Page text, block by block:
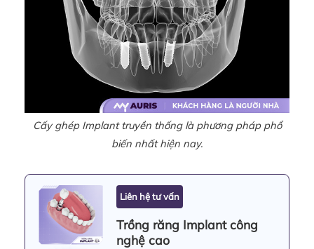
Cấy ghép Implant truyền thống là phương pháp phổ
biến nhất hiện nay.
Liên hệ tư vấn
Trồng răng Implant công
nghệ cao